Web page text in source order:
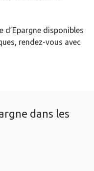
d’Epargne disponibles
rendez-vous avec
dans les